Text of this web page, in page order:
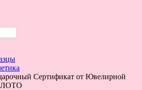
Сертификат от Ювелирной